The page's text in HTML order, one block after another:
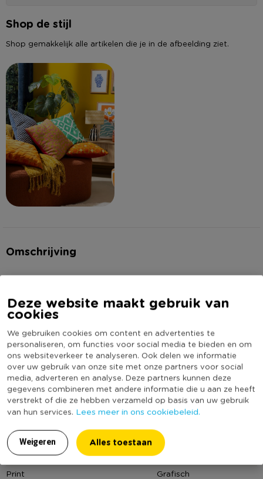
Deze website maakt gebruik van
cookies
We gebruiken cookies om content en advertenties te
personaliseren, om functies voor social media te bieden en om
ons websiteverkeer te analyseren. Ook delen we informatie
over uw gebruik van onze site met onze partners voor social
media, adverteren en analyse. Deze partners kunnen deze
gegevens combineren met andere informatie die u aan ze heeft
verstrekt of die ze hebben verzameld op basis van uw gebruik
van hun services. Lees meer in ons cookiebeleid.
Weigeren Alles toestaan
Shop de stijl
Shop gemakkelijk alle artikelen die je in de afbeelding ziet.
Omschrijving
combineert zachtheid met speelsheid. Het patroon voelt als
een subtiele golfbeweging – perfect voor een trendy touch op
Specificaties
Artikelnummer
187149
Online Only
Nee
Producthoogte (cm)
45
Kleur
Oranje
Print
Grafisch